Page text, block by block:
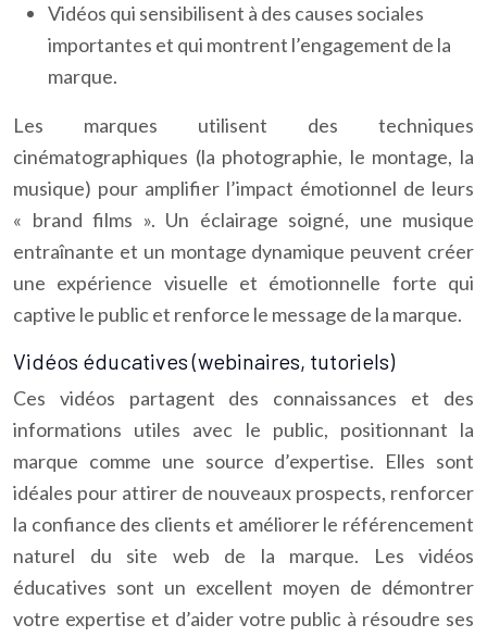
Vidéos qui sensibilisent à des causes sociales
importantes et qui montrent l’engagement de la
marque.
Les marques utilisent des techniques
cinématographiques (la photographie, le montage, la
musique) pour amplifier l’impact émotionnel de leurs
« brand films ». Un éclairage soigné, une musique
entraînante et un montage dynamique peuvent créer
une expérience visuelle et émotionnelle forte qui
captive le public et renforce le message de la marque.
Vidéos éducatives (webinaires, tutoriels)
Ces vidéos partagent des connaissances et des
informations utiles avec le public, positionnant la
marque comme une source d’expertise. Elles sont
idéales pour attirer de nouveaux prospects, renforcer
la confiance des clients et améliorer le référencement
naturel du site web de la marque. Les vidéos
éducatives sont un excellent moyen de démontrer
votre expertise et d’aider votre public à résoudre ses